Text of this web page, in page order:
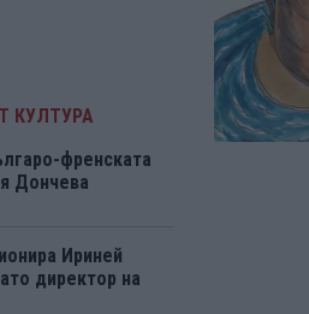
КУЛТУРА
френската
Дончева
Ириней
директор на